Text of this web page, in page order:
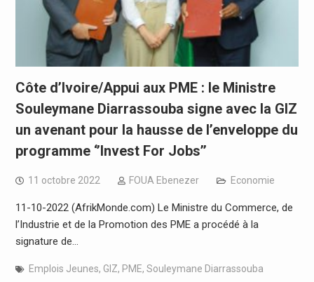
Côte d’Ivoire/Appui aux PME : le Ministre
Souleymane Diarrassouba signe avec la GIZ
un avenant pour la hausse de l’enveloppe du
programme ‘’Invest For Jobs’’
11 octobre 2022 FOUA Ebenezer Economie
11-10-2022 (AfrikMonde.com) Le Ministre du Commerce, de
l’Industrie et de la Promotion des PME a procédé à la
signature de…
Emplois Jeunes, GIZ, PME, Souleymane Diarrassouba